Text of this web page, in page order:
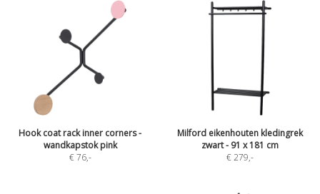
Hook coat rack inner corners -
wandkapstok pink
€ 76,-
Milford eikenhouten kledingrek
zwart - 91 x 181 cm
€ 279,-